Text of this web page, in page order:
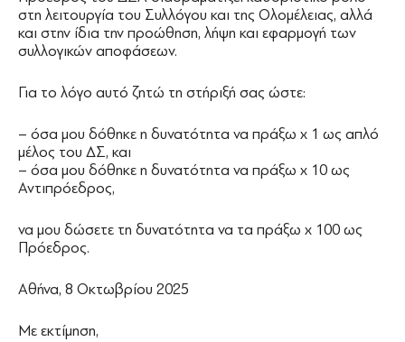
στη λειτουργία του Συλλόγου και της Ολομέλειας, αλλά
και στην ίδια την προώθηση, λήψη και εφαρμογή των
συλλογικών αποφάσεων.
Για το λόγο αυτό ζητώ τη στήριξή σας ώστε:
– όσα μου δόθηκε η δυνατότητα να πράξω x 1 ως απλό
μέλος του ΔΣ, και
– όσα μου δόθηκε η δυνατότητα να πράξω x 10 ως
Αντιπρόεδρος,
να μου δώσετε τη δυνατότητα να τα πράξω x 100 ως
Πρόεδρος.
Αθήνα, 8 Οκτωβρίου 2025
Με εκτίμηση,